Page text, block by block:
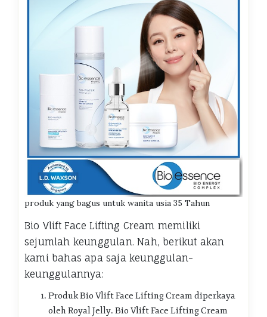
produk yang bagus untuk wanita usia 35 Tahun
Bio Vlift Face Lifting Cream memiliki
sejumlah keunggulan. Nah, berikut akan
kami bahas apa saja keunggulan-
keunggulannya:
Produk Bio Vlift Face Lifting Cream diperkaya
oleh Royal Jelly. Bio Vlift Face Lifting Cream